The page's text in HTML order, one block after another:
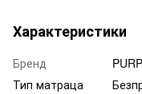
Характеристики
Бренд
Тип матраца